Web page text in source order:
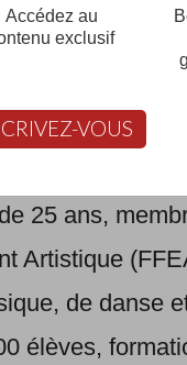
l'audiovisuel,
leader
certifications
de la
25 ans,
Artistique
de danse
élèves,
Accédez au
exclusif
VOUS